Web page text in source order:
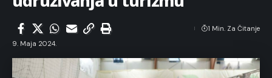
9. Maja 2024.
1 Min. Za Čitanje